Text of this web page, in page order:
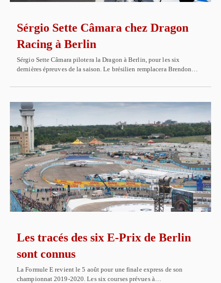
Sérgio Sette Câmara chez Dragon
Racing à Berlin
Sérgio Sette Câmara pilotera la Dragon à Berlin, pour les six
dernières épreuves de la saison. Le brésilien remplacera Brendon…
Les tracés des six E-Prix de Berlin
sont connus
La Formule E revient le 5 août pour une finale express de son
championnat 2019-2020. Les six courses prévues à…